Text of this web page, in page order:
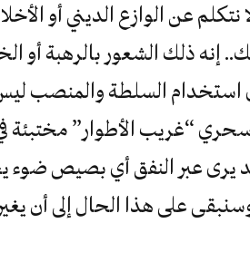
نتكلم عن الوازع الديني أو
إنه ذلك الشعور بالرهبة
استخدام السلطة والمنصب
“غريب الأطوار” مختبئة
يرى عبر النفق أي بصيص ضوء
على هذا الحال إلى أن